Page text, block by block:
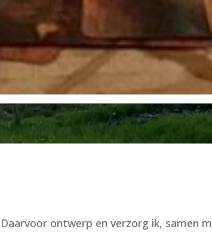
Daarvoor ontwerp en verzorg ik, samen